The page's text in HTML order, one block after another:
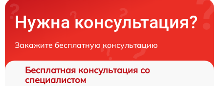
Нужна консультация?
Закажите бесплатную консультацию
Бесплатная консультация со
специалистом